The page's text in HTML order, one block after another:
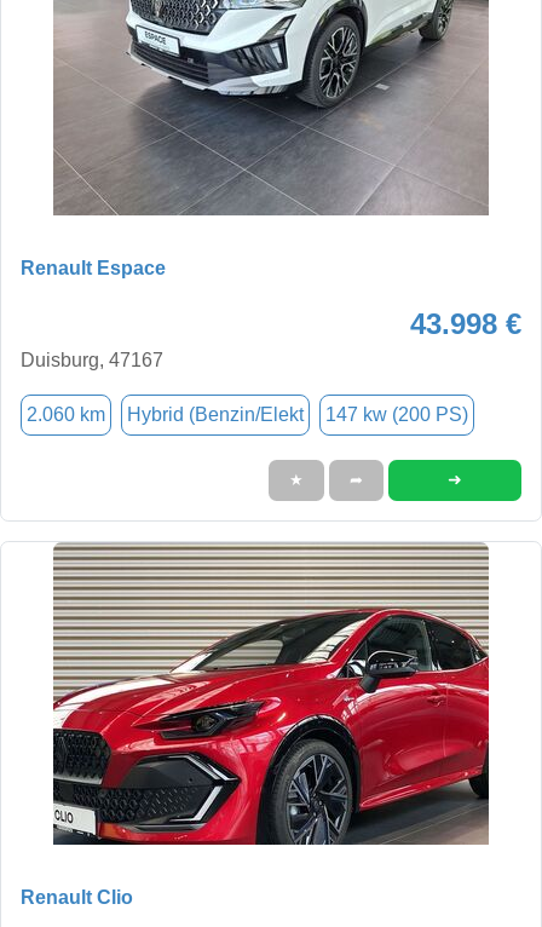
Renault Espace
43.998 €
Duisburg, 47167
2.060 km Hybrid (Benzin/Elekt 147 kw (200 PS)
★ ➦ ➜
Renault Clio